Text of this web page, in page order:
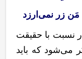
زر نمی‌ارزد
نسبت با حقیقت
می‌شود که باید